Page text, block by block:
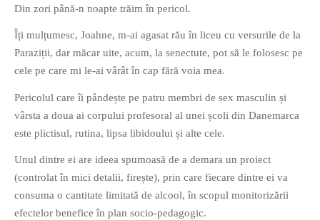
Din zori până-n noapte trăim în pericol.
Îți mulțumesc, Joahne, m-ai agasat rău în liceu cu versurile de la
Paraziții, dar măcar uite, acum, la senectute, pot să le folosesc pe
cele pe care mi le-ai vârât în cap fără voia mea.
Pericolul care îi pândește pe patru membri de sex masculin și
vârsta a doua ai corpului profesoral al unei școli din Danemarca
este plictisul, rutina, lipsa libidoului și alte cele.
Unul dintre ei are ideea spumoasă de a demara un proiect
(controlat în mici detalii, firește), prin care fiecare dintre ei va
consuma o cantitate limitată de alcool, în scopul monitorizării
efectelor benefice în plan socio-pedagogic.